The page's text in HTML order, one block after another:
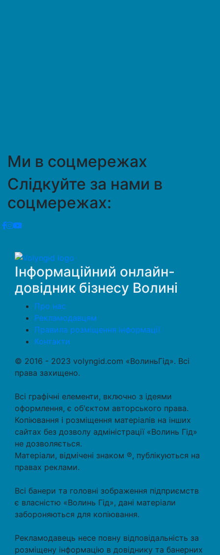
Ми в соцмережах
Слідкуйте за нами в
соцмережах:
Інформаційний онлайн-
довідник бізнесу Волині
Про нас
Рекламодавцям
Правила розміщення інформації
Контакти
© 2016 - 2023 volyngid.com «ВолиньГід». Всі
права захищено.
Всі графічні елементи, включно з ідеями
оформлення, є об'єктом авторського права.
Копіювання і розміщення матеріалів на інших
сайтах без дозволу адміністрації «Волинь Гід»
не дозволяється.
Матеріали, відмічені знаком ℗, публікуються на
правах реклами.
Всі банери та головні зображення підприємств
є власністю «Волинь Гід», дані матеріали
забороняються для копіювання.
Рекламодавець несе повну відповідальність за
розміщену інформацію в довіднику та банерних